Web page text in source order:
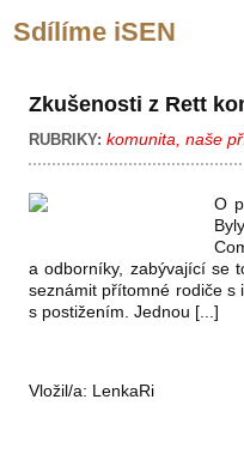
Sdílíme iSEN
Zkušenosti z Rett
RUBRIKY: komunita naše
O
a odborníky, zabývající se
seznámit přítomné rodiče s
s postižením. Jednou [...]
Vložil/a: LenkaRi